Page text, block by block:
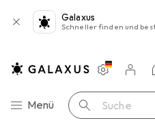
Galaxus
Schneller finden und
Navigation nach Kategorien
Menü Suche
Kundenkonto
Merklisten
Warenkorb